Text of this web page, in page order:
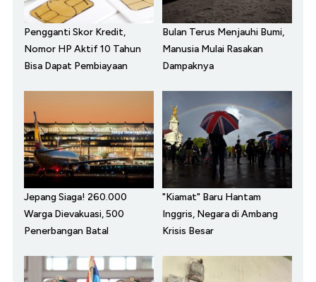
Pengganti Skor Kredit,
Nomor HP Aktif 10 Tahun
Bisa Dapat Pembiayaan
Bulan Terus Menjauhi Bumi,
Manusia Mulai Rasakan
Dampaknya
Jepang Siaga! 260.000
Warga Dievakuasi, 500
Penerbangan Batal
"Kiamat" Baru Hantam
Inggris, Negara di Ambang
Krisis Besar